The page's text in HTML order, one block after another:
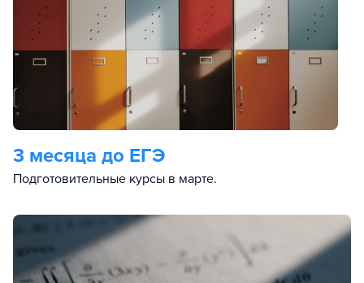
3 месяца до ЕГЭ
Подготовительные курсы в марте.